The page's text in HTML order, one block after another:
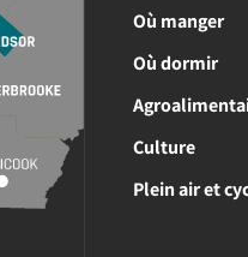
Où manger
Où dormir
Culture
Plein air et